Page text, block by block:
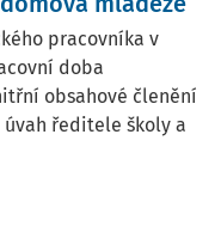
pracovníka v
doba
obsahové členění
ředitele školy a